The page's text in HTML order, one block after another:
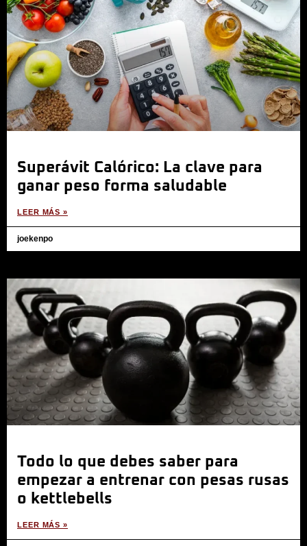
Superávit Calórico: La clave para
ganar peso forma saludable
LEER MÁS »
joekenpo
Todo lo que debes saber para
empezar a entrenar con pesas rusas
o kettlebells
LEER MÁS »